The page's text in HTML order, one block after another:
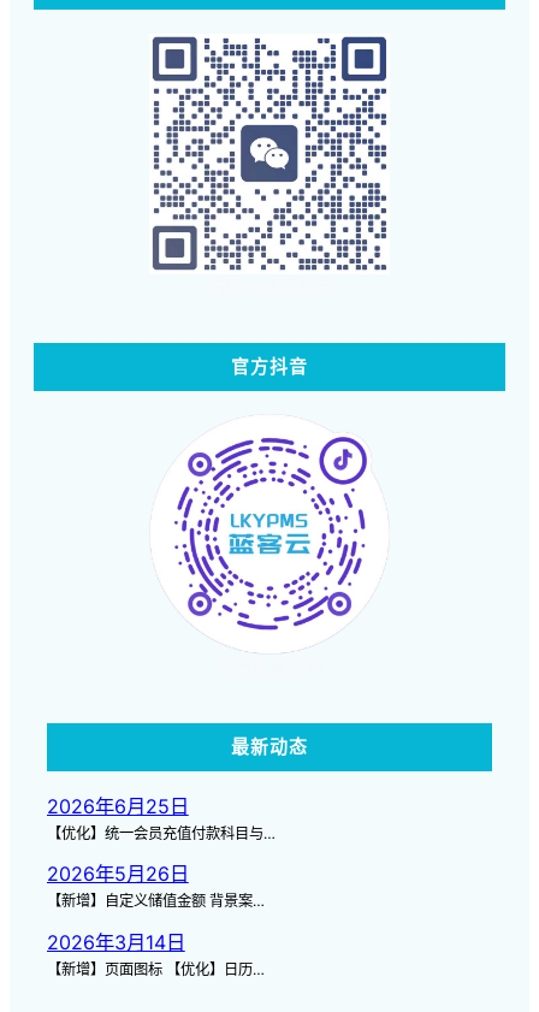
官方抖音
最新动态
2026年6月25日
【优化】统一会员充值付款科目与…
2026年5月26日
【新增】自定义储值金额 背景案…
2026年3月14日
【新增】页面图标 【优化】日历…